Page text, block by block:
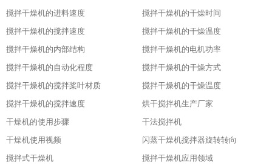
搅拌干燥机的进料速度
搅拌干燥机的干燥时间
搅拌干燥机的搅拌速度
搅拌干燥机的干燥温度
搅拌干燥机的内部结构
搅拌干燥机的电机功率
搅拌干燥机的自动化程度
搅拌干燥机的干燥方式
搅拌干燥机的搅拌桨叶材质
搅拌干燥机的干燥温度
搅拌干燥机的搅拌速度
烘干搅拌机生产厂家
干燥机的使用步骤
干法搅拌机
干燥机使用视频
闪蒸干燥机搅拌器旋转转向
搅拌式干燥机
搅拌干燥机应用领域